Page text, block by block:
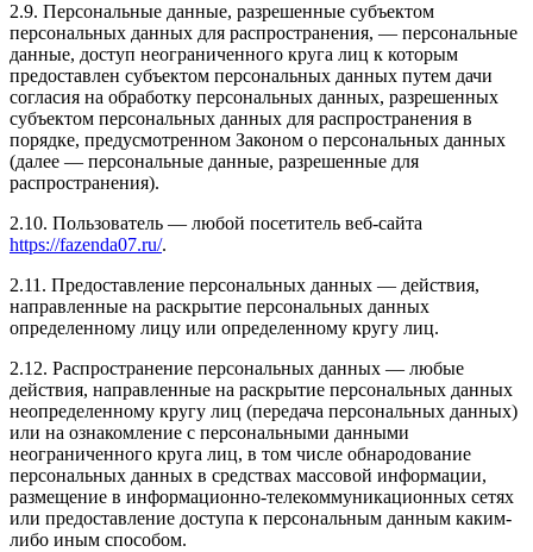
2.9. Персональные данные, разрешенные субъектом
персональных данных для распространения, — персональные
данные, доступ неограниченного круга лиц к которым
предоставлен субъектом персональных данных путем дачи
согласия на обработку персональных данных, разрешенных
субъектом персональных данных для распространения в
порядке, предусмотренном Законом о персональных данных
(далее — персональные данные, разрешенные для
распространения).
2.10. Пользователь — любой посетитель веб-сайта
https://fazenda07.ru/.
2.11. Предоставление персональных данных — действия,
направленные на раскрытие персональных данных
определенному лицу или определенному кругу лиц.
2.12. Распространение персональных данных — любые
действия, направленные на раскрытие персональных данных
неопределенному кругу лиц (передача персональных данных)
или на ознакомление с персональными данными
неограниченного круга лиц, в том числе обнародование
персональных данных в средствах массовой информации,
размещение в информационно-телекоммуникационных сетях
или предоставление доступа к персональным данным каким-
либо иным способом.